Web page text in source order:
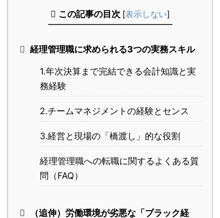
この記事の目次 [表示しない]
経理管理職に求められる3つの実務スキル
1.年次決算まで完結できる会計知識と実
務経験
2.チームマネジメントの経験とセンス
3.経営と現場の「橋渡し」的な役割
経理管理職への転職に関するよくある質
問（FAQ）
（追伸）労働環境が劣悪な「ブラック経